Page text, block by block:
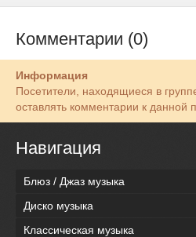
Комментарии (0)
Информация
Посетители, находящиеся в
оставлять комментарии к данной
Навигация
Блюз / Джаз музыка
Диско музыка
Классическая музыка